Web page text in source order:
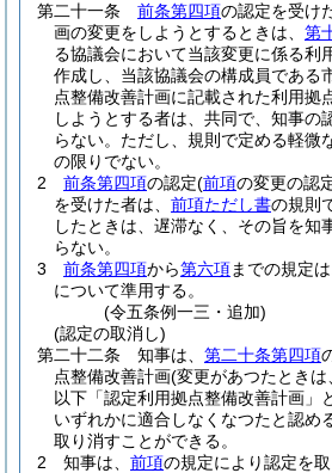
第二十一条
前条第四項の認定を受け
画の変更をしようとするときは、 第
る協議会において当該変更に係る利
作成し、当該協議会の構成員である
点整備改善計画に記載された利用拠
しようとする者は、共同で、知事の
らない。 ただし、規則で定める軽微
の限りでない。
2
前条第四項の認定(前項の変更の認
を受けた者は、 前項ただし書の規則
したときは、遅滞なく、その旨を知
らない。
3
前条第四項から第六項までの規定は
について準用する。
(令五条例一三・追加)
(認定の取消し)
第二十二条
知事は、 第二十条第四項
点整備改善計画(変更があつたときは
以下「認定利用拠点整備改善計画」
いずれかに適合しなくなつたと認め
取り消すことができる。
2
知事は、 前項の規定により認定を